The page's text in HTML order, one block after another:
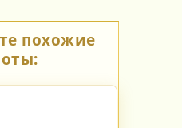
похожие